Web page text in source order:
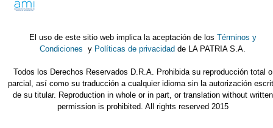
El uso de este sitio web implica la aceptación de los Términos y
Condiciones y Políticas de privacidad de LA PATRIA S.A.
Todos los Derechos Reservados D.R.A. Prohibida su reproducción total o
parcial, así como su traducción a cualquier idioma sin la autorización
de su titular. Reproduction in whole or in part, or translation without written
permission is prohibited. All rights reserved 2015